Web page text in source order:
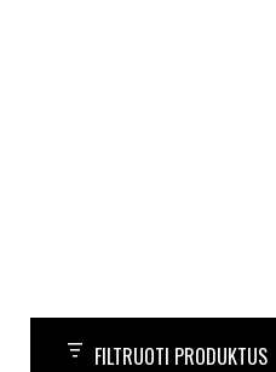
FILTRUOTI PRODUKTUS